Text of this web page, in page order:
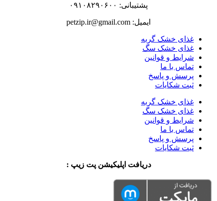
پشتیبانی: ۰۹۱۰۸۲۹۰۶۰۰
ایمیل: petzip.ir@gmail.com
غذای خشک گربه
غذای خشک سگ
شرایط و قوانین
تماس با ما
پرسش و پاسخ
ثبت شکایات
غذای خشک گربه
غذای خشک سگ
شرایط و قوانین
تماس با ما
پرسش و پاسخ
ثبت شکایات
دریافت اپلیکیشن پت زیپ :